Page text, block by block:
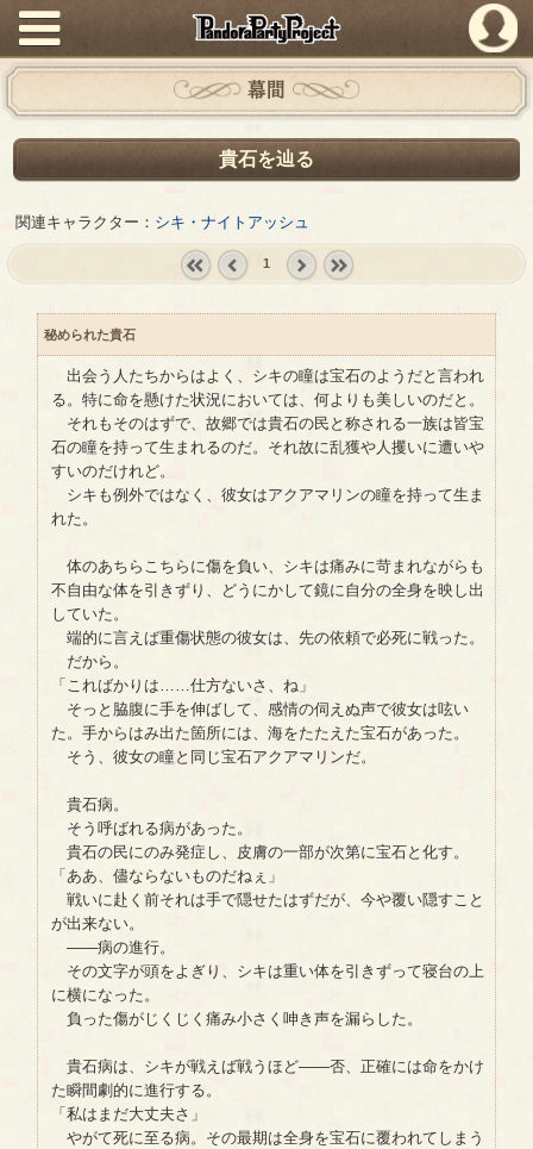
PandoraPartyProject
幕間
貴石を辿る
関連キャラクター： シキ・ナイトアッシュ
prev
1
秘められた貴石
出会う人たちからはよく、シキの瞳は宝石のようだと言われ
る。特に命を懸けた状況においては、何よりも美しいのだと。
それもそのはずで、故郷では貴石の民と称される一族は皆宝
石の瞳を持って生まれるのだ。それ故に乱獲や人攫いに遭いや
すいのだけれど。
シキも例外ではなく、彼女はアクアマリンの瞳を持って生ま
れた。
体のあちらこちらに傷を負い、シキは痛みに苛まれながらも
不自由な体を引きずり、どうにかして鏡に自分の全身を映し出
していた。
端的に言えば重傷状態の彼女は、先の依頼で必死に戦った。
だから。
「こればかりは……仕方ないさ、ね」
そっと脇腹に手を伸ばして、感情の伺えぬ声で彼女は呟い
た。手からはみ出た箇所には、海をたたえた宝石があった。
そう、彼女の瞳と同じ宝石アクアマリンだ。
貴石病。
そう呼ばれる病があった。
貴石の民にのみ発症し、皮膚の一部が次第に宝石と化す。
「ああ、儘ならないものだねぇ」
戦いに赴く前それは手で隠せたはずだが、今や覆い隠すこと
が出来ない。
――病の進行。
その文字が頭をよぎり、シキは重い体を引きずって寝台の上
に横になった。
負った傷がじくじく痛み小さく呻き声を漏らした。
貴石病は、シキが戦えば戦うほど――否、正確には命をかけ
た瞬間劇的に進行する。
「私はまだ大丈夫さ」
やがて死に至る病。その最期は全身を宝石に覆われてしまう